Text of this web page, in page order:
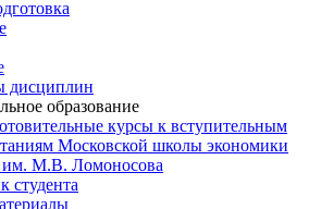
дисциплин
образование
курсы к вступительным
Московской школы экономики
М.В. Ломоносова
студента